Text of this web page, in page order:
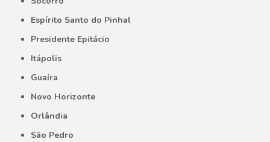
Espírito Santo do Pinhal
Presidente Epitácio
Itápolis
Guaíra
Novo Horizonte
Orlândia
São Pedro